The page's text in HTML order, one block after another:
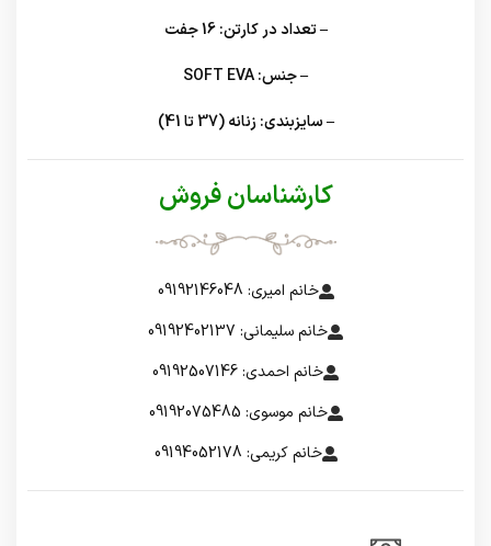
– تعداد در کارتن:16 جفت
– جنس:
– سایزبندی:زنانه (37 تا 41)
کارشناسان فروش
خانم امیری: 09192146048
خانم سلیمانی: 09192402137
خانم احمدی: 09192507146
خانم موسوی: 09192075485
خانم کریمی: 09194052178